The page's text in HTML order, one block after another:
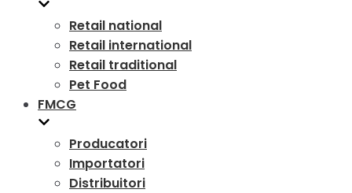
Retail national
Retail international
Retail traditional
Pet Food
FMCG
Producatori
Importatori
Distribuitori